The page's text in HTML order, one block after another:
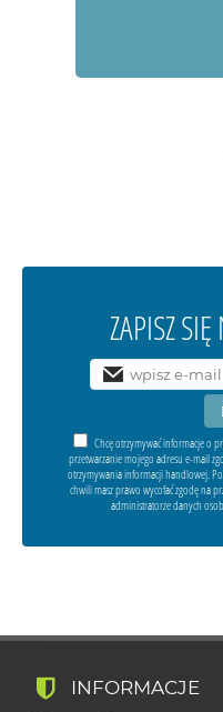
ZAPISZ
Chcę otrzymywać informacje o
przetwarzanie mojego adresu e-mail
otrzymywania informacji handlowej.
chwili masz prawo wycofać zgodę na
administratorze danych
INFORMACJE